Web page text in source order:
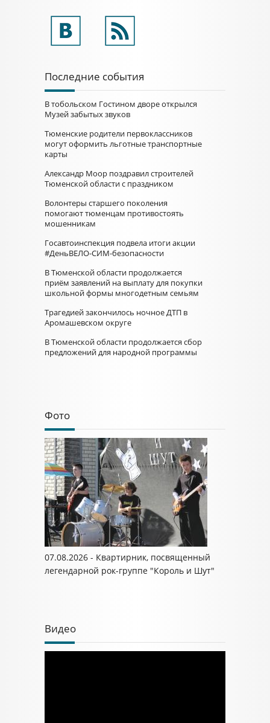
Последние события
В тобольском Гостином дворе открылся
Музей забытых звуков
Тюменские родители первоклассников
могут оформить льготные транспортные
карты
Александр Моор поздравил строителей
Тюменской области с праздником
Волонтеры старшего поколения
помогают тюменцам противостоять
мошенникам
Госавтоинспекция подвела итоги акции
#ДеньВЕЛО-СИМ-безопасности
В Тюменской области продолжается
приём заявлений на выплату для покупки
школьной формы многодетным семьям
Трагедией закончилось ночное ДТП в
Аромашевском округе
В Тюменской области продолжается сбор
предложений для народной программы
Фото
07.08.2026 - Квартирник, посвященный
легендарной рок-группе "Король и Шут"
Видео